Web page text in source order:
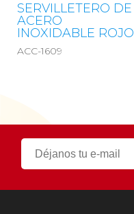
SERVILLETERO DE
ACERO
INOXIDABLE ROJO
ACC-1609